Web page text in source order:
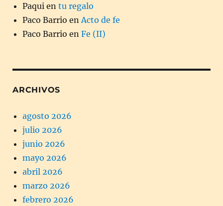
Paqui en tu regalo
Paco Barrio en Acto de fe
Paco Barrio en Fe (II)
ARCHIVOS
agosto 2026
julio 2026
junio 2026
mayo 2026
abril 2026
marzo 2026
febrero 2026